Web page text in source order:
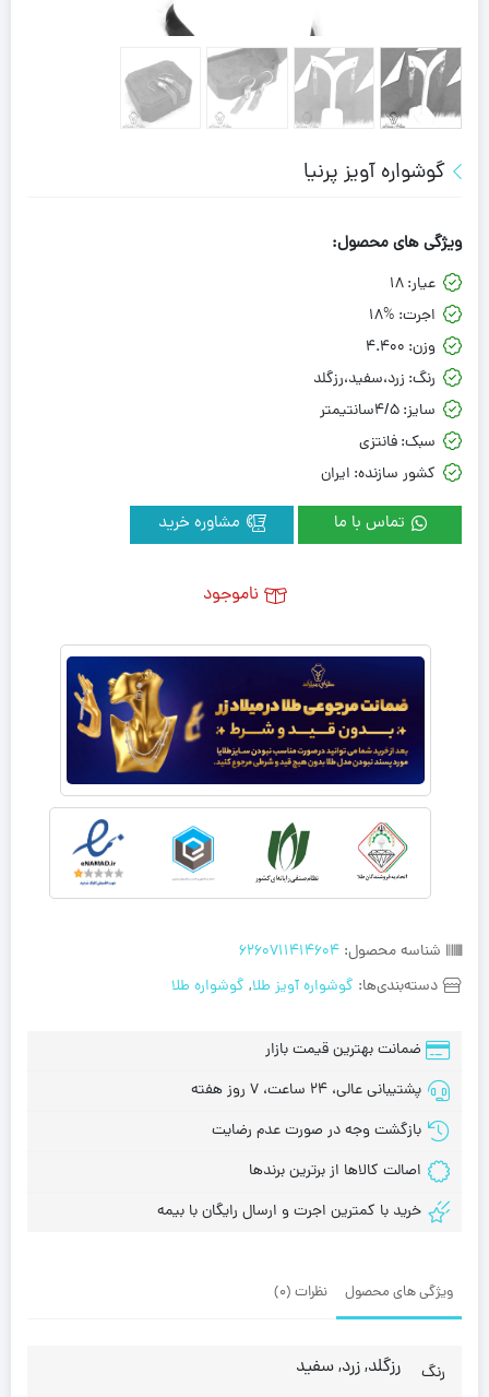
گوشواره آویز پرنیا
شناسه محصول: 6260711414604
دسته‌بندی‌ها: گوشواره آویز طلا, گوشواره طلا
ویژگی های محصول:
عیار:18
اجرت: 18%
وزن: 4.400
رنگ: زرد،سفید،رزگلد
سایز:4/5سانتیمتر
سبک:فانتزی
کشور سازنده: ایران
تماس با ما
ضمانت بهترین قیمت بازار
پشتیبانی عالی، 24 ساعت، 7 روز هفته
بازگشت وجه در صورت عدم رضایت
اصالت کالاها از برترین برندها
خرید با کمترین اجرت و ارسال رایگان با بیمه
ناموجود
ویژگی های محصول نظرات (0)
رنگ رزگلد, زرد, سفید